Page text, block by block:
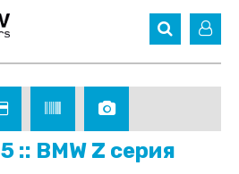
:: BMW Z серия